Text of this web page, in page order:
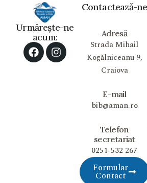
Contactează-ne
Adresă
Strada Mihail
Kogălniceanu 9,
Craiova
E-mail
bib@aman.ro
Telefon
secretariat
0251-532 267
Formular
Contact
Urmărește-ne
acum: